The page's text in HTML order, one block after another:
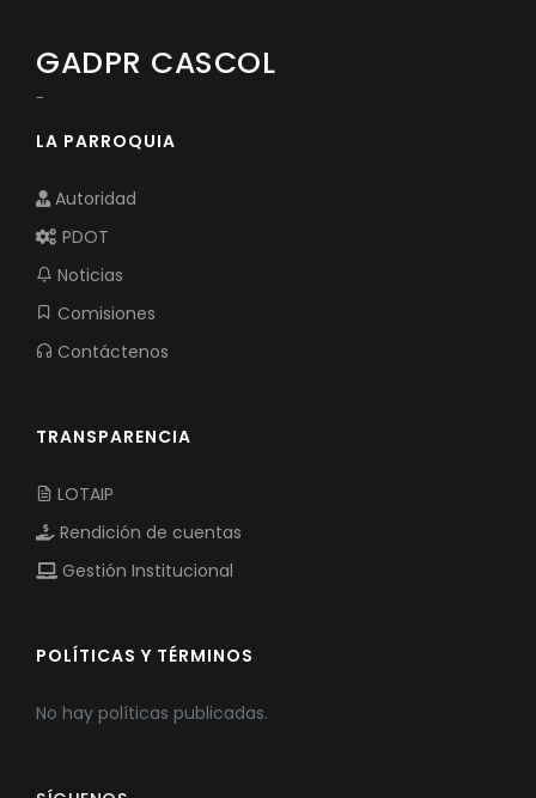
GADPR CASCOL
-
LA PARROQUIA
Autoridad
PDOT
Noticias
Comisiones
Contáctenos
TRANSPARENCIA
LOTAIP
Rendición de cuentas
Gestión Institucional
POLÍTICAS Y TÉRMINOS
No hay políticas publicadas.